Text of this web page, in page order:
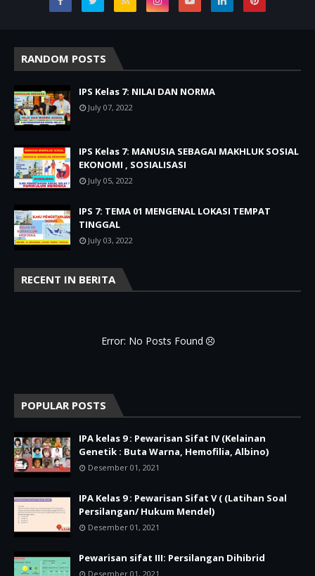
RANDOM POSTS
IPS Kelas 7: NILAI DAN NORMA
July 07, 2022
IPS Kelas 7: MANUSIA SEBAGAI MAKHLUK SOSIAL
EKONOMI , SOSIALISASI
July 05, 2022
IPS 7: TEMA 01 MENGENAL LOKASI TEMPAT
TINGGAL
July 03, 2022
RECENT IN BERITA
Error: No Posts Found
POPULAR POSTS
IPA kelas 9 : Pewarisan Sifat IV (Kelainan
Genetik : Buta Warna, Hemofilia, Albino)
Desember 01, 2021
IPA Kelas 9 : Pewarisan Sifat V ( (Latihan Soal
Persilangan/ Hukum Mendel)
Desember 01, 2021
Pewarisan sifat III: Persilangan Dihibrid
Desember 01, 2021